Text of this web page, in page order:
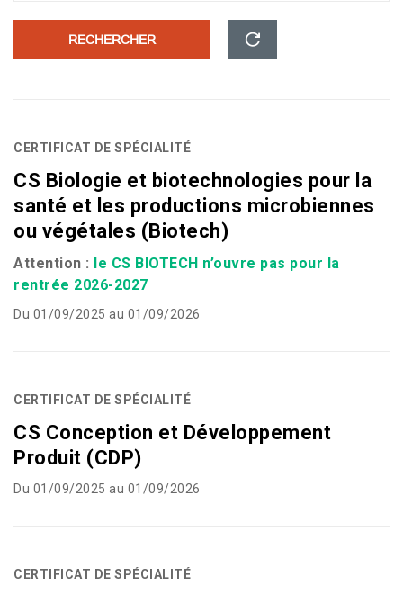
RECHERCHER
CERTIFICAT DE SPÉCIALITÉ
CS Biologie et biotechnologies pour la
santé et les productions microbiennes
ou végétales (Biotech)
Attention : le CS BIOTECH n’ouvre pas pour la
rentrée 2026-2027
Du 01/09/2025 au 01/09/2026
CERTIFICAT DE SPÉCIALITÉ
CS Conception et Développement
Produit (CDP)
Du 01/09/2025 au 01/09/2026
CERTIFICAT DE SPÉCIALITÉ